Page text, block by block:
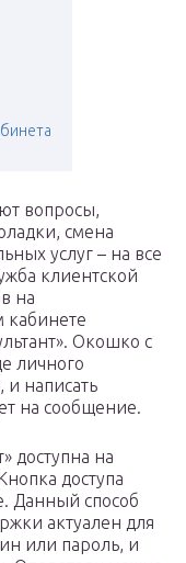
вопросы,
смена
услуг – на все
клиентской
на
кабинете
Окошко с
личного
и написать
на сообщение.
доступна на
доступа
Данный способ
актуален для
или пароль, и